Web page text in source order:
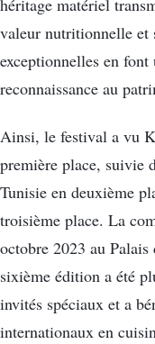
héritage matériel
valeur nutritionnelle et
exceptionnelles en font
reconnaissance au
Ainsi, le festival a vu
première place, suivie
Tunisie en deuxième
troisième place. La
octobre 2023 au
sixième édition a été
invités spéciaux et a
internationaux en